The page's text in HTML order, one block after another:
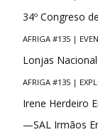
34º Congreso
AFRIGA #135 |
Lonjas
AFRIGA #135 |
Irene Herdeiro
—SAL Irmãos